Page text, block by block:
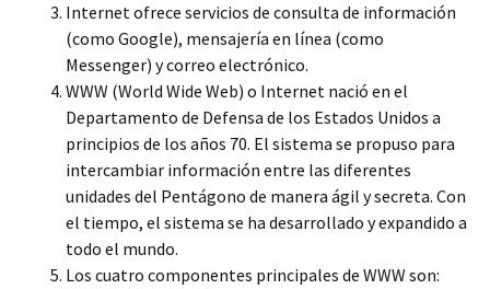
Internet ofrece servicios de consulta de información
(como Google), mensajería en línea (como
Messenger) y correo electrónico.
WWW (World Wide Web) o Internet nació en el
Departamento de Defensa de los Estados Unidos a
principios de los años 70. El sistema se propuso para
intercambiar información entre las diferentes
unidades del Pentágono de manera ágil y secreta. Con
el tiempo, el sistema se ha desarrollado y expandido a
todo el mundo.
Los cuatro componentes principales de WWW son: